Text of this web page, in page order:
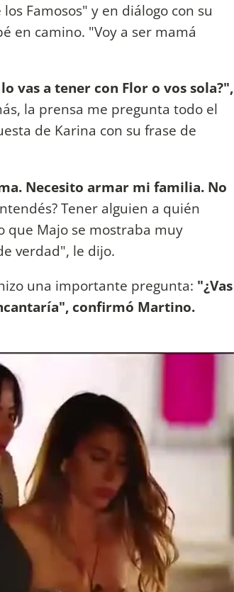
Famosos" y en diálogo con su
en camino. "Voy a ser mamá
vas a tener con Flor o vos sola?",
la prensa me pregunta todo el
de Karina con su frase de
Necesito armar mi familia. No
Tener alguien a quién
que Majo se mostraba muy
verdad", le dijo.
una importante pregunta: "¿Vas
confirmó Martino.